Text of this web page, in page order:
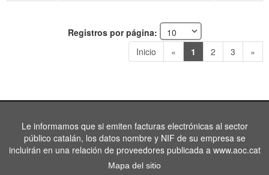
Registros por página:
Inicio
« 1 2 3 »
Le informamos que si emiten facturas electrónicas al sector
público catalán, los datos nombre y NIF de su empresa se
incluirán en una relación de proveedores publicada a www.aoc.cat
Mapa del sitio